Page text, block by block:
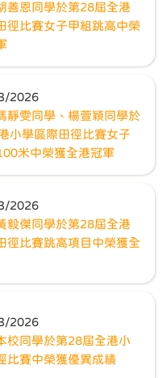
善恩同學於第28屆全港
徑比賽女子甲組跳高中榮
2026
靜雯同學、楊萱穎同學於
小學區際田徑比賽女子
米中榮獲全港冠軍
2026
毅傑同學於第28屆全港
徑比賽跳高項目中榮獲全
2026
校同學於第28屆全港小
比賽中榮獲優異成績